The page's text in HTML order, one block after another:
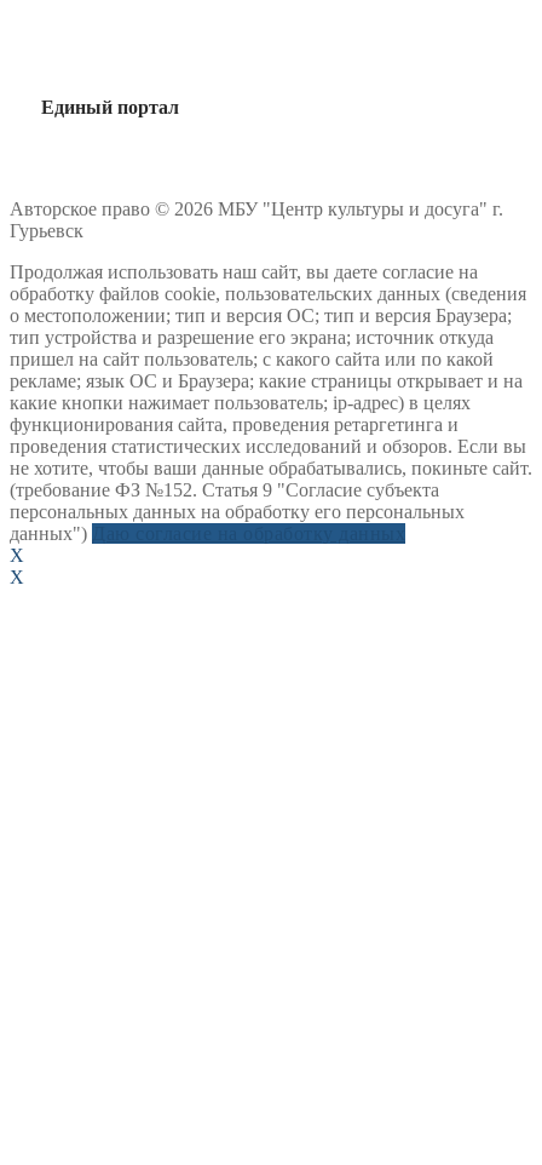
Единый портал
Авторское право © 2026 МБУ "Центр культуры и досуга" г.
Гурьевск
Продолжая использовать наш сайт, вы даете согласие на
обработку файлов cookie, пользовательских данных (сведения
о местоположении; тип и версия ОС; тип и версия Браузера;
тип устройства и разрешение его экрана; источник откуда
пришел на сайт пользователь; с какого сайта или по какой
рекламе; язык ОС и Браузера; какие страницы открывает и на
какие кнопки нажимает пользователь; ip-адрес) в целях
функционирования сайта, проведения ретаргетинга и
проведения статистических исследований и обзоров. Если вы
не хотите, чтобы ваши данные обрабатывались, покиньте сайт.
(требование ФЗ №152. Статья 9 "Согласие субъекта
персональных данных на обработку его персональных
данных")
X
X